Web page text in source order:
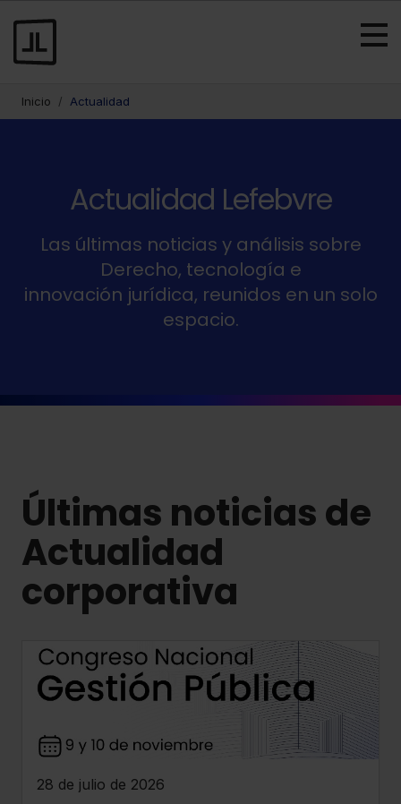
Inicio Actualidad
Actualidad Lefebvre
Las últimas noticias y análisis sobre
Derecho, tecnología e
innovación jurídica, reunidos en un solo
espacio.
Últimas noticias de
Actualidad
corporativa
28 de julio de 2026